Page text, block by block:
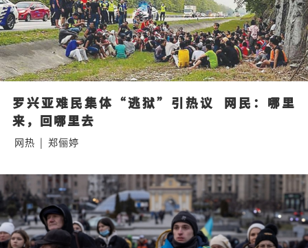
罗兴亚难民集体“逃狱”引热议  网民：哪里
来，回哪里去
网热 | 郑俪婷